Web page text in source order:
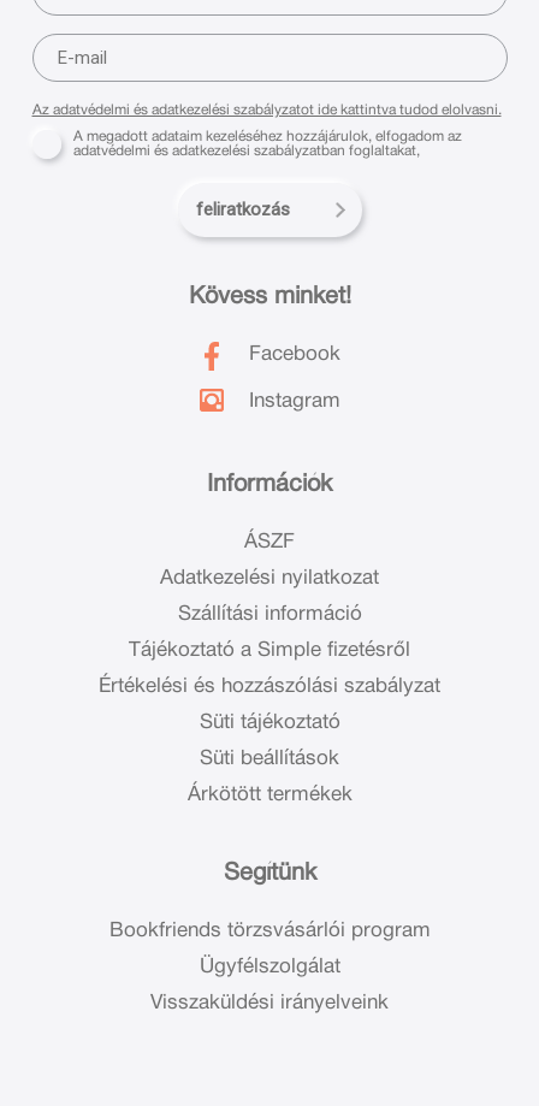
Információk
ÁSZF
Adatkezelési nyilatkozat
Szállítási információ
Tájékoztató a Simple fizetésről
Értékelési és hozzászólási szabályzat
Süti tájékoztató
Süti beállítások
Árkötött termékek
Segítünk
Bookfriends törzsvásárlói program
Ügyfélszolgálat
Visszaküldési irányelveink
Kövess minket!
Facebook
Instagram
Az adatvédelmi és adatkezelési szabályzatot ide kattintva tudod elolvasni.
A megadott adataim kezeléséhez hozzájárulok, elfogadom az
adatvédelmi és adatkezelési szabályzatban foglaltakat,
feliratkozás